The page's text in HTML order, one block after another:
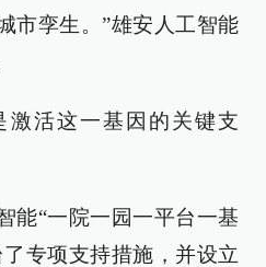
市孪生。”雄安人工智能
激活这一基因的关键支
能“一院一园一平台一基
专项支持措施，并设立